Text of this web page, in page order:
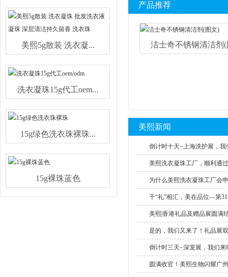
美熙5g散装 洗衣凝...
洗衣凝珠15g代工oem...
15g绿色洗衣珠裸珠...
15g裸珠蓝色
产品推荐
洁士奇不锈钢清洁剂(
美熙新闻
倒计时十天~上海洗护展，我
美熙洗衣凝珠工厂，顺利通
为什么美熙洗衣凝珠工厂会
千“礼”相汇，美在品位---第
美熙|香港礼品及赠品展圆满
是的，我们又来了！礼品展
倒计时三天~深宠展，我们来
圆满收官！美熙生物闪耀广